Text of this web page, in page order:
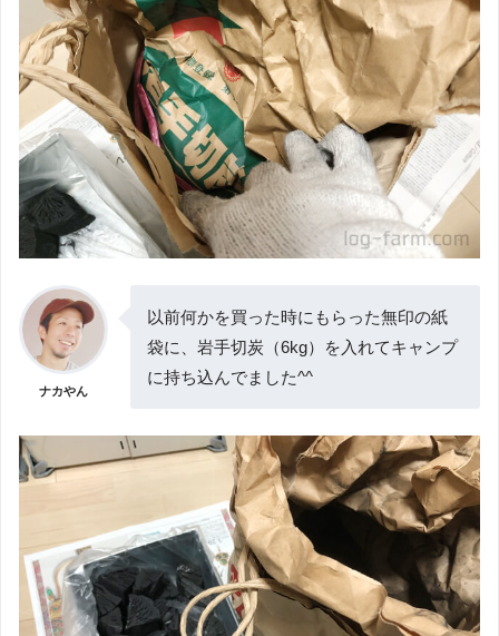
ナカやん
以前何かを買った時にもらった無印の紙
袋に、岩手切炭（6kg）を入れてキャンプ
に持ち込んでました^^